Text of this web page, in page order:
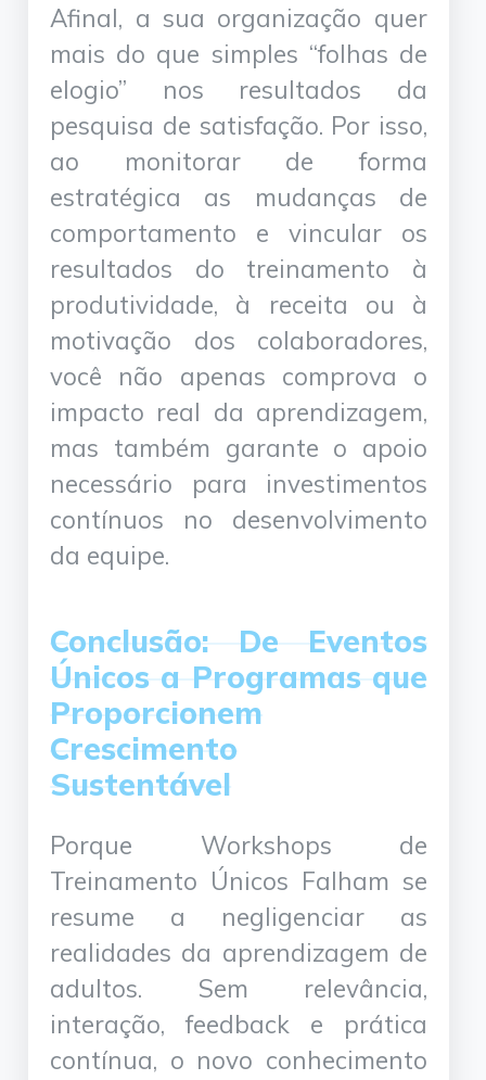
Afinal, a sua organização quer
mais do que simples “folhas de
elogio” nos resultados da
pesquisa de satisfação. Por isso,
ao monitorar de forma
estratégica as mudanças de
comportamento e vincular os
resultados do treinamento à
produtividade, à receita ou à
motivação dos colaboradores,
você não apenas comprova o
impacto real da aprendizagem,
mas também garante o apoio
necessário para investimentos
contínuos no desenvolvimento
da equipe.
Conclusão: De Eventos
Únicos a Programas que
Proporcionem
Crescimento
Sustentável
Porque Workshops de
Treinamento Únicos Falham se
resume a negligenciar as
realidades da aprendizagem de
adultos. Sem relevância,
interação, feedback e prática
contínua, o novo conhecimento